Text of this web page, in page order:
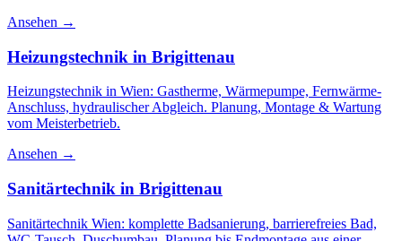
Ansehen →
Heizungstechnik in Brigittenau
Heizungstechnik in Wien: Gastherme, Wärmepumpe, Fernwärme-
Anschluss, hydraulischer Abgleich. Planung, Montage & Wartung
vom Meisterbetrieb.
Ansehen →
Sanitärtechnik in Brigittenau
Sanitärtechnik Wien: komplette Badsanierung, barrierefreies Bad,